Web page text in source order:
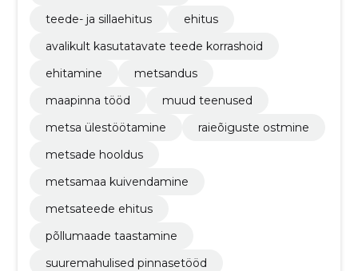
teede- ja sillaehitus
ehitus
avalikult kasutatavate teede korrashoid
ehitamine
metsandus
maapinna tööd
muud teenused
metsa ülestöötamine
raieõiguste ostmine
metsade hooldus
metsamaa kuivendamine
metsateede ehitus
põllumaade taastamine
suuremahulised pinnasetööd